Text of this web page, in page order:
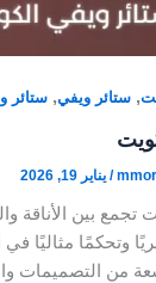
ستائر ويفي,ستائر
/يناير 19, 2026
بين الأناقة
مثاليًا في
التصميمات